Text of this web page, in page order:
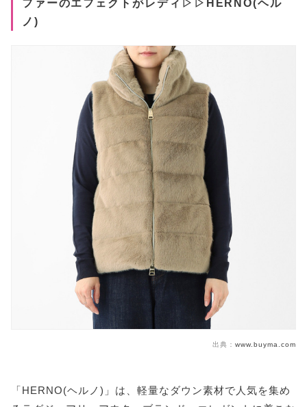
ファーのエフェクトがレディ▷▷HERNO(ヘル
ノ)
出典： www.buyma.com
「HERNO(ヘルノ)」は、軽量なダウン素材で人気を集め